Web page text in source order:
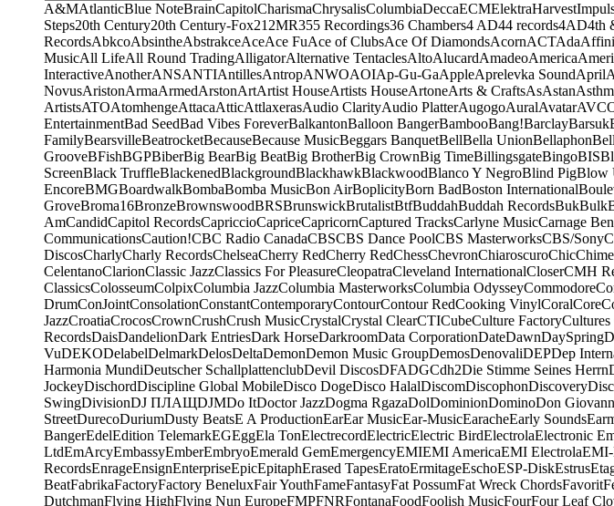
A&MAtlanticBlue NoteBrainCapitolCharismaChrysalisColumbiaDeccaECMElektraHarvest
Steps20th Century20th Century-Fox21 2MR355 Recordings36 Chambers4 AD44 records4AD4th
RecordsAbkcoAbsintheAbstrakceAceAce FuAce of ClubsAce Of DiamondsAcornACTAda
MusicAll LifeAll Round TradingAlligatorAlternative TentaclesAltoAlucardAmadeoAmerica
InteractiveAnotherANSANTIAntillesAntropANWOAOIAp-Gu-GaAppleAprelevka SoundApril
NovusAristonArmaArmedArstonArtArtist HouseArtists HouseArtoneArts & CraftsAsAstan
ArtistsATOAtomhengeAttacaAtticAttlaxerasAudio ClarityAudio PlatterAugogoAuralAvatar
EntertainmentBad SeedBad Vibes ForeverBalkantonBalloon BangerBambooBang!BarclayBarsuk
FamilyBearsvilleBeatrocketBecauseBecause MusicBeggars BanquetBellBella UnionBellaphon
GrooveBFishBGPBiberBig BearBig BeatBig BrotherBig CrownBig TimeBillingsgateBingoBIS
ScreenBlack TruffleBlackenedBlackgroundBlackhawkBlackwoodBlanco Y NegroBlind PigBlow
EncoreBMGBoardwalkBombaBomba MusicBon AirBoplicityBorn BadBoston International
GroveBroma16BronzeBrownswoodBRSBrunswickBrutalistBtfBuddahBuddah RecordsBukBulk
AmCandidCapitol RecordsCapriccioCapriceCapricornCaptured TracksCarlyne MusicCarnage
CommunicationsCaution!CBC Radio CanadaCBSCBS Dance PoolCBS MasterworksCBS/Sony
DiscosCharlyCharly RecordsChelseaCherry RedCherry RedChessChevronChiaroscuroChic
CelentanoClarionClassic JazzClassics For PleasureCleopatraCleveland InternationalCloserCMH
ClassicsColosseumColpixColumbia JazzColumbia MasterworksColumbia OdysseyCommodore
DrumConJointConsolationConstantContemporaryContourContour RedCooking VinylCoralCore
JazzCroatiaCrocosCrownCrushCrush MusicCrystalCrystal ClearCTICubeCulture Factory
RecordsDaisDandelionDark EntriesDark HorseDarkroomData CorporationDateDawnDaySpring
VuDEKODelabelDelmarkDelosDeltaDemonDemon Music GroupDemosDenovaliDEPDep
Harmonia MundiDeutscher SchallplattenclubDevil DiscosDFADGCdh2Die Stimme Seines Herrn
JockeyDischordDiscipline Global MobileDisco DogeDisco HalalDiscomDiscophonDiscovery
SwingDivisionDJ ПЛАЩDJMDo ItDoctor JazzDogma RgazaDolDominionDominoDon
StreetDurecoDuriumDusty BeatsE A ProductionEarEar MusicEar-MusicEaracheEarly Sounds
BangerEdelEdition TelemarkEGEggEla TonElectrecordElectricElectric BirdElectrolaElectronic
LtdEmArcyEmbassyEmberEmbryoEmerald GemEmergencyEMIEMI AmericaEMI ElectrolaEMI-
RecordsEnrageEnsignEnterpriseEpicEpitaphErased TapesEratoErmitageEschoESP-DiskEstrus
BeatFabrikaFactoryFactory BeneluxFair YouthFameFantasyFat PossumFat Wreck ChordsFavorit
DutchmanFlying HighFlying Nun EuropeFMPFNRFontanaFoodFoolish MusicFourFour Leaf